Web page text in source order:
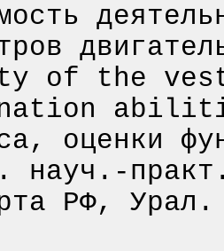
of the
оценки
науч.-
РФ,